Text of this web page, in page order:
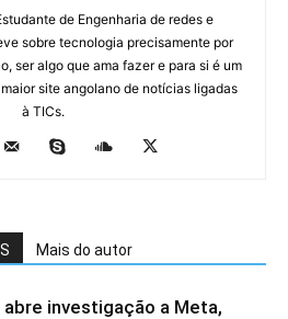
de Engenharia de redes e
sobre tecnologia precisamente por
ser algo que ama fazer e para si é um
site angolano de notícias ligadas
à TICs.
Mais do autor
abre investigação a Meta,